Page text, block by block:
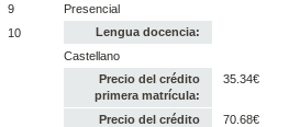
9
10
Presencial
Lengua docencia:
Castellano
Precio del crédito
primera matrícula:
35.34€
Precio del crédito
70.68€